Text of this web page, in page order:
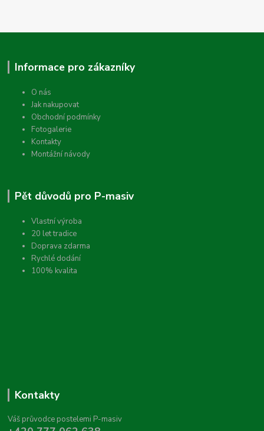
Informace pro zákazníky
O nás
Jak nakupovat
Obchodní podmínky
Fotogalerie
Kontakty
Montážní návody
Pět důvodů pro P-masiv
Vlastní výroba
20 let tradice
Doprava zdarma
Rychlé dodání
100% kvalita
Kontakty
Váš průvodce postelemi P-masiv